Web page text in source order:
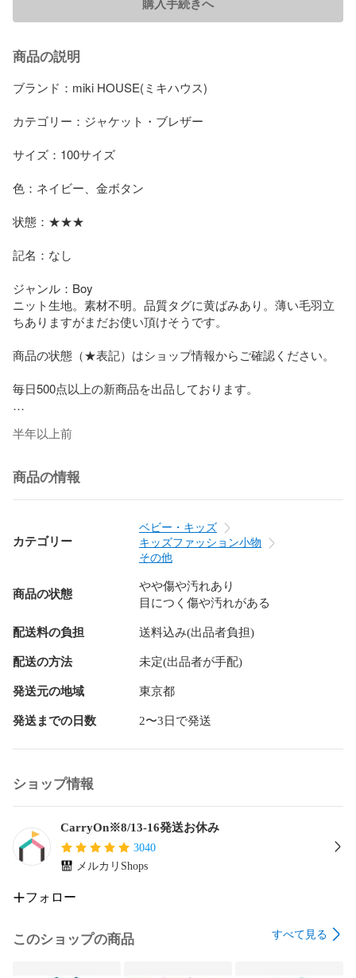
購入手続きへ
商品の説明
ブランド：miki HOUSE(ミキハウス)
カテゴリー：ジャケット・ブレザー
サイズ：100サイズ
色：ネイビー、金ボタン
状態：★★★
記名：なし
ジャンル：Boy
ニット生地。素材不明。品質タグに黄ばみあり。薄い毛羽立
ちありますがまだお使い頂けそうです。
商品の状態（★表記）はショップ情報からご確認ください。
毎日500点以上の新商品を出品しております。
半年以上前
商品の情報
カテゴリー
ベビー・キッズ
キッズファッション小物
その他
商品の状態
やや傷や汚れあり
目につく傷や汚れがある
配送料の負担 送料込み(出品者負担)
配送の方法 未定(出品者が手配)
発送元の地域 東京都
発送までの日数 2〜3日で発送
ショップ情報
CarryOn※8/13-16発送お休み
3040
メルカリShops
フォロー
このショップの商品 すべて見る